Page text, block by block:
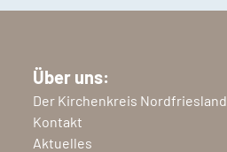
Über uns:
Der Kirchenkreis Nordfriesland
Kontakt
Aktuelles